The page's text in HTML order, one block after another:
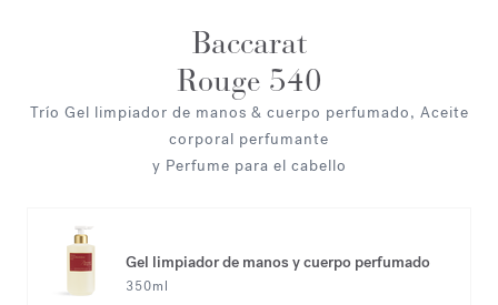
Baccarat
Rouge 540
Trío Gel limpiador de manos & cuerpo perfumado, Aceite
corporal perfumante
y Perfume para el cabello
Gel limpiador de manos y cuerpo perfumado
350ml